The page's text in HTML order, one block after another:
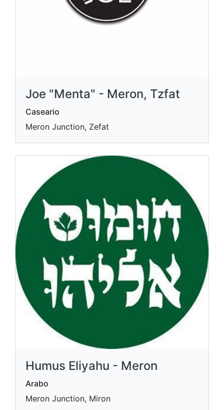
Joe "Menta" - Meron, Tzfat
Caseario
Meron Junction, Zefat
Humus Eliyahu - Meron
Arabo
Meron Junction, Miron